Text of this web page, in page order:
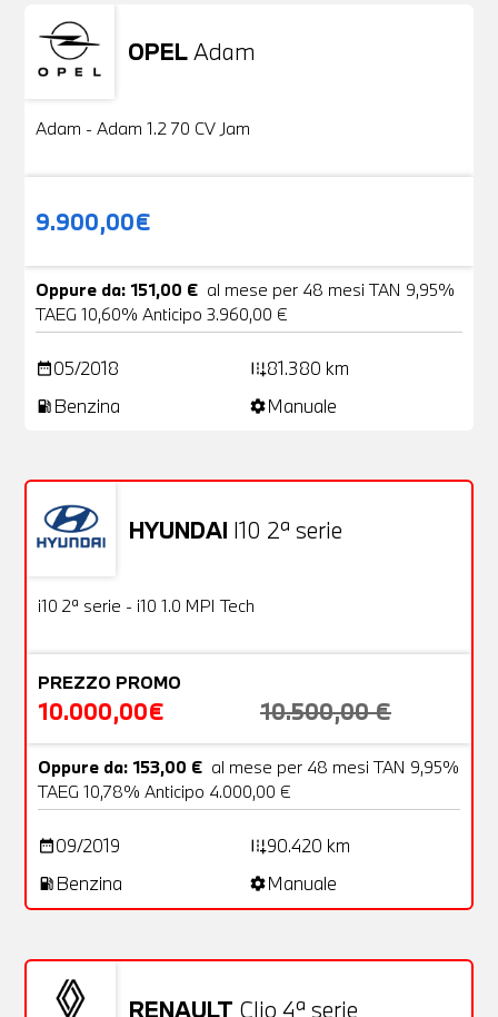
OPELAdam
Usato
Adam - Adam 1.2 70 CV Jam
9.900,00€
Oppure da: 151,00 € al mese per 48 mesi TAN 9,95%
TAEG 10,60% Anticipo 3.960,00 €
date_range05/2018 add_road81.380 km
local_gas_station Benzina settingsManuale
HYUNDAI I10 2ª serie
OFFERTA
Usato
i10 2ª serie - i10 1.0 MPI Tech
PREZZO PROMO
10.000,00€ 10.500,00 €
Oppure da: 153,00 € al mese per 48 mesi TAN 9,95%
TAEG 10,78% Anticipo 4.000,00 €
date_range09/2019 add_road90.420 km
local_gas_station Benzina settingsManuale
RENAULT Clio 4ª serie